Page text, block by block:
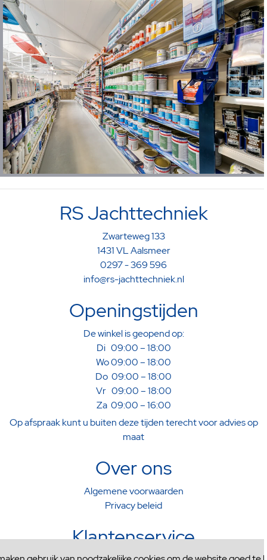
RS Jachttechniek
Zwarteweg 133
1431 VL Aalsmeer
0297 - 369 596
info@rs-jachttechniek.nl
Openingstijden
De winkel is geopend op:
Di 09:00 – 18:00
Wo 09:00 – 18:00
Do 09:00 – 18:00
Vr 09:00 – 18:00
Za 09:00 – 16:00
Op afspraak kunt u buiten deze tijden terecht voor advies op
maat
Over ons
Algemene voorwaarden
Privacy beleid
Klantenservice